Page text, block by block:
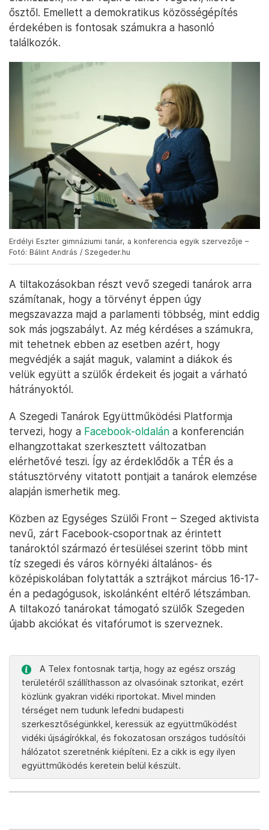
ősztől. Emellett a demokratikus közösségépítés
érdekében is fontosak számukra a hasonló
találkozók.
Erdélyi Eszter gimnáziumi tanár, a konferencia egyik szervezője –
Fotó: Bálint András / Szegeder.hu
A tiltakozásokban részt vevő szegedi tanárok arra
számítanak, hogy a törvényt éppen úgy
megszavazza majd a parlamenti többség, mint eddig
sok más jogszabályt. Az még kérdéses a számukra,
mit tehetnek ebben az esetben azért, hogy
megvédjék a saját maguk, valamint a diákok és
velük együtt a szülők érdekeit és jogait a várható
hátrányoktól.
A Szegedi Tanárok Együttműködési Platformja
tervezi, hogy a Facebook-oldalán a konferencián
elhangzottakat szerkesztett változatban
elérhetővé teszi. Így az érdeklődők a TÉR és a
státusztörvény vitatott pontjait a tanárok elemzése
alapján ismerhetik meg.
Közben az Egységes Szülői Front – Szeged aktivista
nevű, zárt Facebook-csoportnak az érintett
tanároktól származó értesülései szerint több mint
tíz szegedi és város környéki általános- és
középiskolában folytatták a sztrájkot március 16-17-
én a pedagógusok, iskolánként eltérő létszámban.
A tiltakozó tanárokat támogató szülők Szegeden
újabb akciókat és vitafórumot is szerveznek.
A Telex fontosnak tartja, hogy az egész ország
területéről szállíthasson az olvasóinak sztorikat, ezért
közlünk gyakran vidéki riportokat. Mivel minden
térséget nem tudunk lefedni budapesti
szerkesztőségünkkel, keressük az együttműködést
vidéki újságírókkal, és fokozatosan országos tudósítói
hálózatot szeretnénk kiépíteni. Ez a cikk is egy ilyen
együttműködés keretein belül készült.